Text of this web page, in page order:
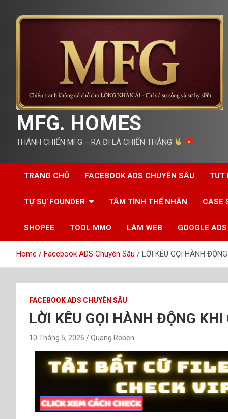
content
MFG. HOMES
THÁNH CHIẾN MFG – RA ĐI LÀ CHIẾN THẮNG
TRANG CHỦ FACEBOOK ADS CHUYÊN SÂU TUT
TỰ SỰ FOUNDER TÂM TÌNH THẾ NHÂN CASE
SHOPEE TOOL MMO LÀM WEB GOOGLE ADS
Home Facebook ADS Chuyên Sâu LỜI KÊU GỌI HÀNH
FACEBOOK ADS CHUYÊN SÂU
LỜI KÊU GỌI HÀNH ĐỘNG
10 Tháng 5, 2026 Quang Roben